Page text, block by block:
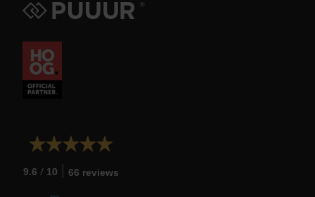
9.6 / 10 66 reviews